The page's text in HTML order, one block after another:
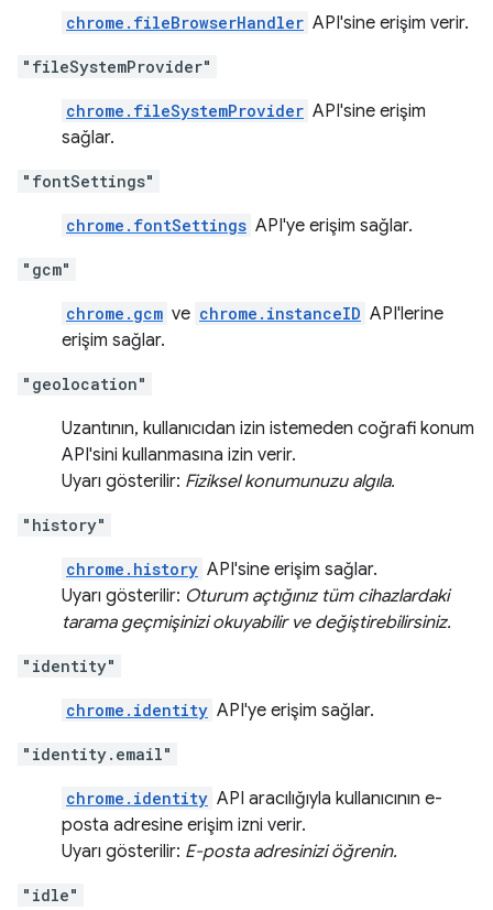
chrome.fileBrowserHandler API'sine erişim verir.
"fileSystemProvider"
chrome.fileSystemProvider API'sine erişim
sağlar.
"fontSettings"
chrome.fontSettings API'ye erişim sağlar.
"gcm"
chrome.gcm ve chrome.instanceID API'lerine
erişim sağlar.
"geolocation"
Uzantının, kullanıcıdan izin istemeden coğrafi konum
API'sini kullanmasına izin verir.
Uyarı gösterilir: Fiziksel konumunuzu algıla.
"history"
chrome.history API'sine erişim sağlar.
Uyarı gösterilir: Oturum açtığınız tüm cihazlardaki
tarama geçmişinizi okuyabilir ve değiştirebilirsiniz.
"identity"
chrome.identity API'ye erişim sağlar.
"identity.email"
chrome.identity API aracılığıyla kullanıcının e-
posta adresine erişim izni verir.
Uyarı gösterilir: E-posta adresinizi öğrenin.
"idle"